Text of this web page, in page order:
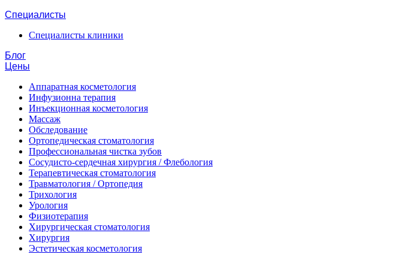
Специалисты
Специалисты клиники
Блог
Цены
Аппаратная косметология
Инфузионна терапия
Инъекционная косметология
Массаж
Обследование
Ортопедическая стоматология
Профессиональная чистка зубов
Сосудисто-сердечная хирургия / Флебология
Терапевтическая стоматология
Травматология / Ортопедия
Трихология
Урология
Физиотерапия
Хирургическая стоматология
Хирургия
Эстетическая косметология